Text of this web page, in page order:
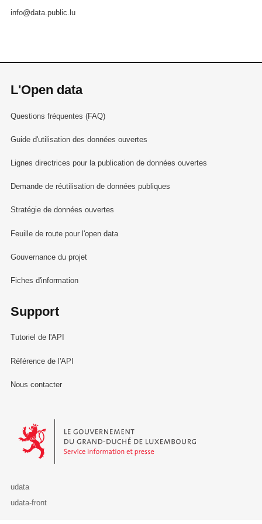
D’assurer les relations techniques avec les
Code du Travail
Versions et mises à jour :
Est publiée dans le jeu de données :
La première version signée le 03/12/2019
info@data.public.lu
L'Open data
Questions fréquentes (FAQ)
Guide d'utilisation des données ouvertes
Lignes directrices pour la publication de données ouvertes
Demande de réutilisation de données publiques
Stratégie de données ouvertes
Feuille de route pour l'open data
Gouvernance du projet
Fiches d'information
Support
Tutoriel de l'API
Référence de l'API
Nous contacter
Le Gouvernement du Grand-Duché de Luxembourg - Service
udata
udata-front